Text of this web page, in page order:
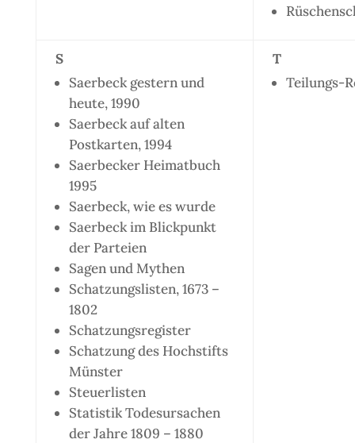
S
Saerbeck gestern und
heute, 1990
Saerbeck auf alten
Postkarten, 1994
Saerbecker Heimatbuch
1995
Saerbeck, wie es wurde
Saerbeck im Blickpunkt
der Parteien
Sagen und Mythen
Schatzungslisten, 1673 –
1802
Schatzungsregister
Schatzung des Hochstifts
Münster
Steuerlisten
Statistik Todesursachen
der Jahre 1809 – 1880
T
Teilungs-